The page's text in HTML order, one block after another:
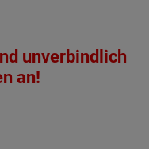
unverbindlich
an!